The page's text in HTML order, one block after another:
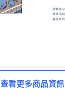
查看更多商品資訊